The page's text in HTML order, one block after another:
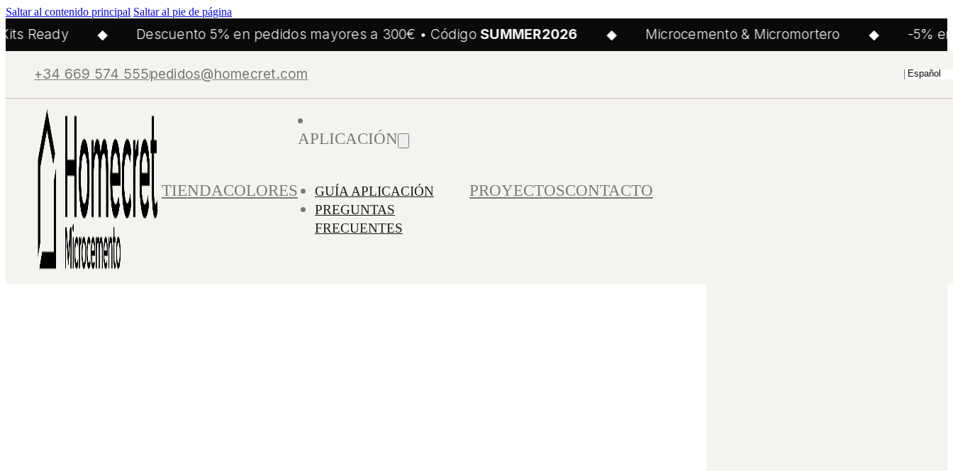
Saltar al contenido principal Saltar al pie de página
Ready Descuento 5% en pedidos mayores a 300€ • CódigoSUMMER2026 Microcemento & Micromortero -5% en
+34 669 574 555pedidos@homecret.com
TIENDACOLORES
APLICACIÓN
GUÍA APLICACIÓN
PREGUNTAS
FRECUENTES
PROYECTOSCONTACTO